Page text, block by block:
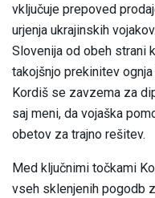
vključuje prepoved
urjenja ukrajinskih
Slovenija od obeh strani
takojšnjo prekinitev
Kordiš se zavzema za
saj meni, da vojaška
obetov za trajno rešitev.
Med ključnimi točkami
vseh sklenjenih pogodb